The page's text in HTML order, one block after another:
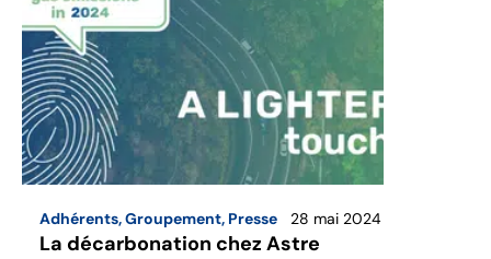
Adhérents,Groupement, Presse 28 mai 2024
La décarbonation chez Astre